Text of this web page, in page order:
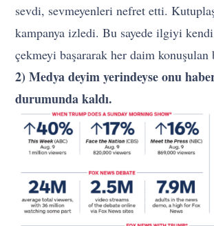
sevdi, sevmeyenleri nefret etti.
kampanya izledi. Bu sayede ilgiyi
çekmeyi başararak her daim
2) Medya deyim yerindeyse onu
durumunda kaldı.